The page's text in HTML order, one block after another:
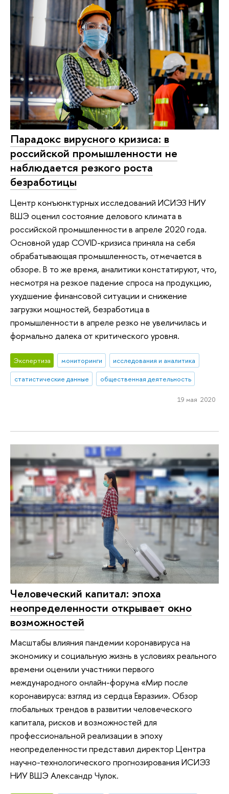
Парадокс вирусного кризиса: в
российской промышленности не
наблюдается резкого роста
безработицы
Центр конъюнктурных исследований ИСИЭЗ НИУ
ВШЭ оценил состояние делового климата в
российской промышленности в апреле 2020 года.
Основной удар COVID-кризиса приняла на себя
обрабатывающая промышленность, отмечается в
обзоре. В то же время, аналитики констатируют, что,
несмотря на резкое падение спроса на продукцию,
ухудшение финансовой ситуации и снижение
загрузки мощностей, безработица в
промышленности в апреле резко не увеличилась и
формально далека от критического уровня.
Экспертиза мониторинги
исследования и аналитика
статистические данные
общественная деятельность
19 мая 2020
Человеческий капитал: эпоха
неопределенности открывает окно
возможностей
Масштабы влияния пандемии коронавируса на
экономику и социальную жизнь в условиях реального
времени оценили участники первого
международного онлайн-форума «Мир после
коронавируса: взгляд из сердца Евразии». Обзор
глобальных трендов в развитии человеческого
капитала, рисков и возможностей для
профессиональной реализации в эпоху
неопределенности представил директор Центра
научно-технологического прогнозирования ИСИЭЗ
НИУ ВШЭ Александр Чулок.